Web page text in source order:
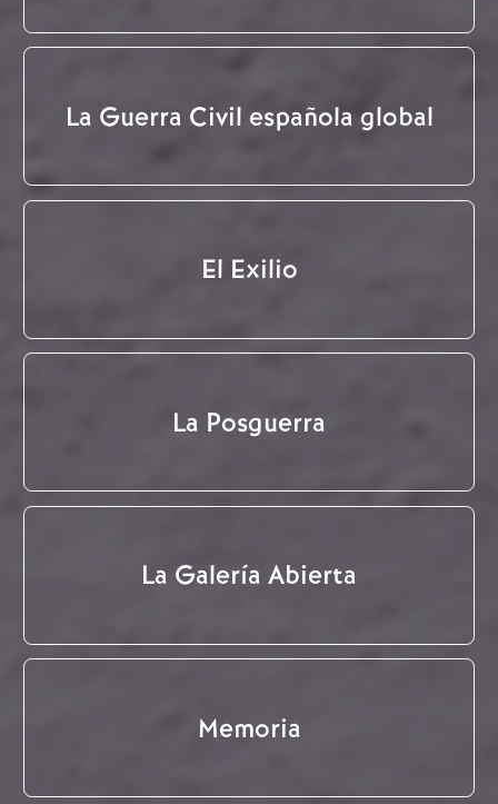
La Guerra Civil española global
El Exilio
La Posguerra
La Galería Abierta
Memoria